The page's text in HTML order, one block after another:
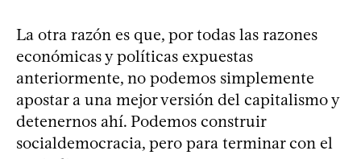
La otra razón es que, por todas las razones
económicas y políticas expuestas
anteriormente, no podemos simplemente
apostar a una mejor versión del capitalismo y
detenernos ahí. Podemos construir
socialdemocracia, pero para terminar con el